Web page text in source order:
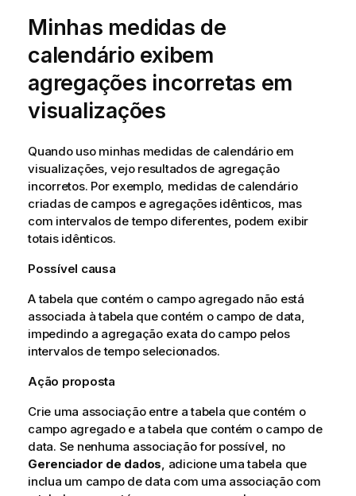
Minhas medidas de
calendário exibem
agregações incorretas em
visualizações
Quando uso minhas medidas de calendário em
visualizações, vejo resultados de agregação
incorretos. Por exemplo, medidas de calendário
criadas de campos e agregações idênticos, mas
com intervalos de tempo diferentes, podem exibir
totais idênticos.
Possível causa
A tabela que contém o campo agregado não está
associada à tabela que contém o campo de data,
impedindo a agregação exata do campo pelos
intervalos de tempo selecionados.
Ação proposta
Crie uma associação entre a tabela que contém o
campo agregado e a tabela que contém o campo de
data. Se nenhuma associação for possível, no
Gerenciador de dados , adicione uma tabela que
inclua um campo de data com uma associação com